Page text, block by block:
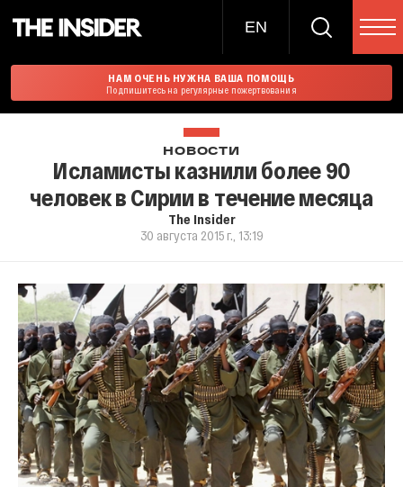
EN
НАМ ОЧЕНЬ НУЖНА ВАША ПОМОЩЬ
Подпишитесь на регулярные пожертвования
НОВОСТИ
Исламисты казнили более 90
человек в Сирии в течение месяца
The Insider
30 августа 2015 г., 13:19